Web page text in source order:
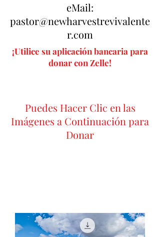
eMail:
pastor@newharvestrevivalente
r.com
¡Utilice su aplicación bancaria para
donar con Zelle!
Puedes Hacer Clic en las
Imágenes a Continuación para
Donar